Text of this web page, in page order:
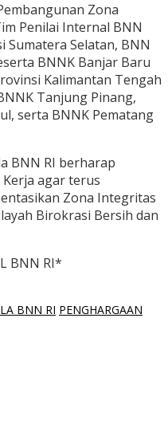
Zona
Penilai Internal BNN
Sumatera Selatan, BNN
BNNK Banjar Baru
Kalimantan Tengah
Tanjung Pinang,
serta BNNK Pematang
BNN RI berharap
agar terus
Zona Integritas
Birokrasi Bersih dan
BNN RI*
BNN RI PENGHARGAAN